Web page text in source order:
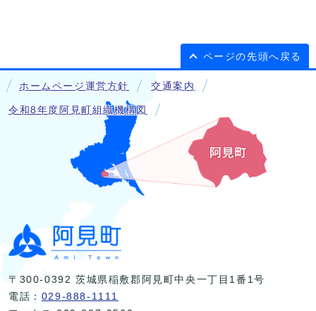
ページの先頭へ戻る
ホームページ運営方針 交通案内
令和8年度阿見町組織機構図
〒300-0392 茨城県稲敷郡阿見町中央一丁目1番1号
電話： 029-888-1111